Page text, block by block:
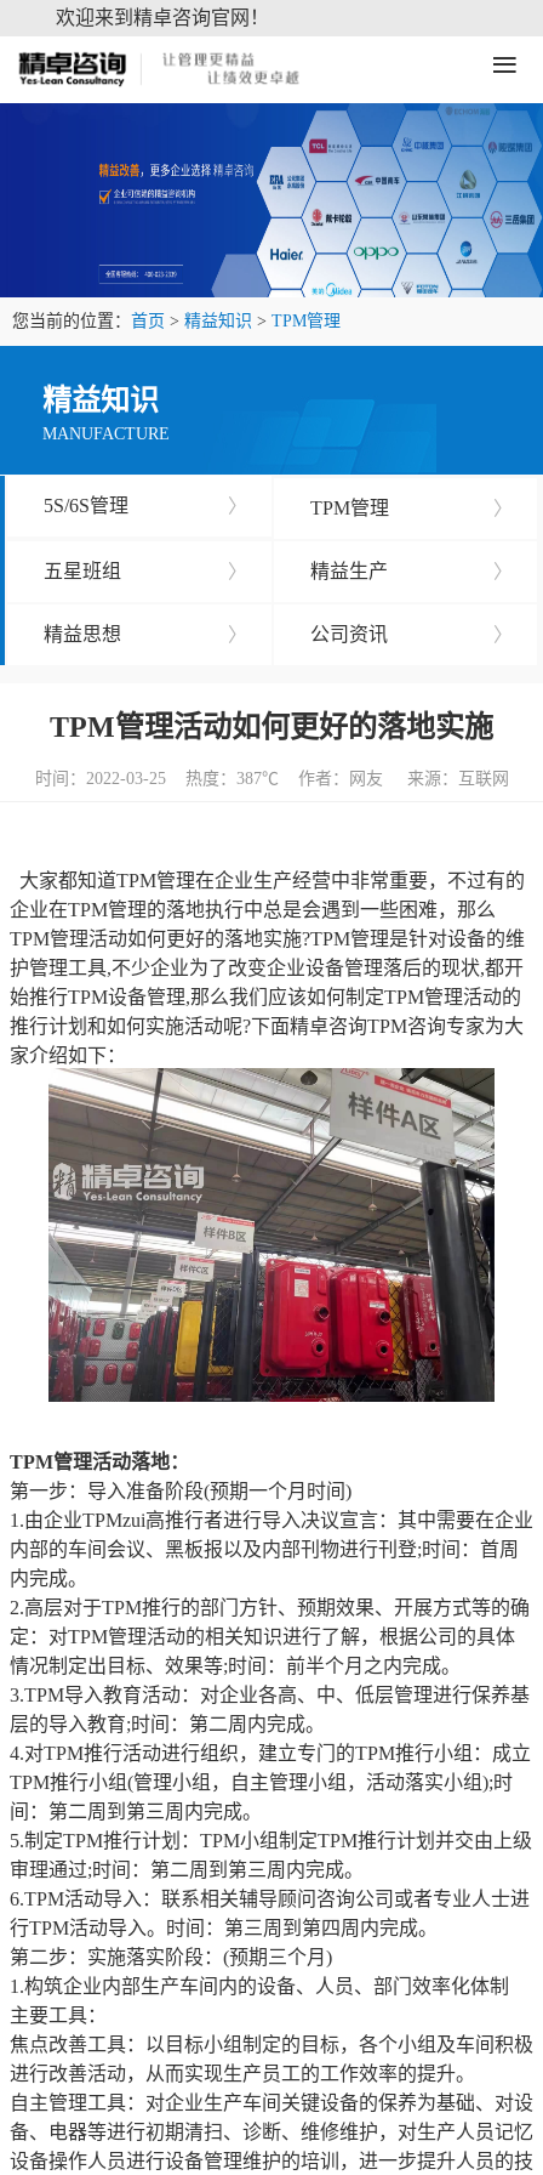
欢迎来到精卓咨询官网！
≡
您当前的位置： 首页 > 精益知识 > TPM管理
精益知识
MANUFACTURE
5S/6S管理 〉 TPM管理 〉
五星班组 〉 精益生产 〉
精益思想 〉 公司资讯 〉
TPM管理活动如何更好的落地实施
时间：2022-03-25 热度： 387℃ 作者：网友 来源：互联网
大家都知道TPM管理在企业生产经营中非常重要，不过有的
企业在TPM管理的落地执行中总是会遇到一些困难，那么
TPM管理活动如何更好的落地实施?TPM管理是针对设备的维
护管理工具,不少企业为了改变企业设备管理落后的现状,都开
始推行TPM设备管理,那么我们应该如何制定TPM管理活动的
推行计划和如何实施活动呢?下面精卓咨询TPM咨询专家为大
家介绍如下：
TPM管理活动落地：
第一步：导入准备阶段(预期一个月时间)
1.由企业TPMzui高推行者进行导入决议宣言：其中需要在企业
内部的车间会议、黑板报以及内部刊物进行刊登;时间：首周
内完成。
2.高层对于TPM推行的部门方针、预期效果、开展方式等的确
定：对TPM管理活动的相关知识进行了解，根据公司的具体
情况制定出目标、效果等;时间：前半个月之内完成。
3.TPM导入教育活动：对企业各高、中、低层管理进行保养基
层的导入教育;时间：第二周内完成。
4.对TPM推行活动进行组织，建立专门的TPM推行小组：成立
TPM推行小组(管理小组，自主管理小组，活动落实小组);时
间：第二周到第三周内完成。
5.制定TPM推行计划：TPM小组制定TPM推行计划并交由上级
审理通过;时间：第二周到第三周内完成。
6.TPM活动导入：联系相关辅导顾问咨询公司或者专业人士进
行TPM活动导入。时间：第三周到第四周内完成。
第二步：实施落实阶段：(预期三个月)
1.构筑企业内部生产车间内的设备、人员、部门效率化体制
主要工具：
焦点改善工具：以目标小组制定的目标，各个小组及车间积极
进行改善活动，从而实现生产员工的工作效率的提升。
自主管理工具：对企业生产车间关键设备的保养为基础、对设
备、电器等进行初期清扫、诊断、维修维护，对生产人员记忆
设备操作人员进行设备管理维护的培训，进一步提升人员的技